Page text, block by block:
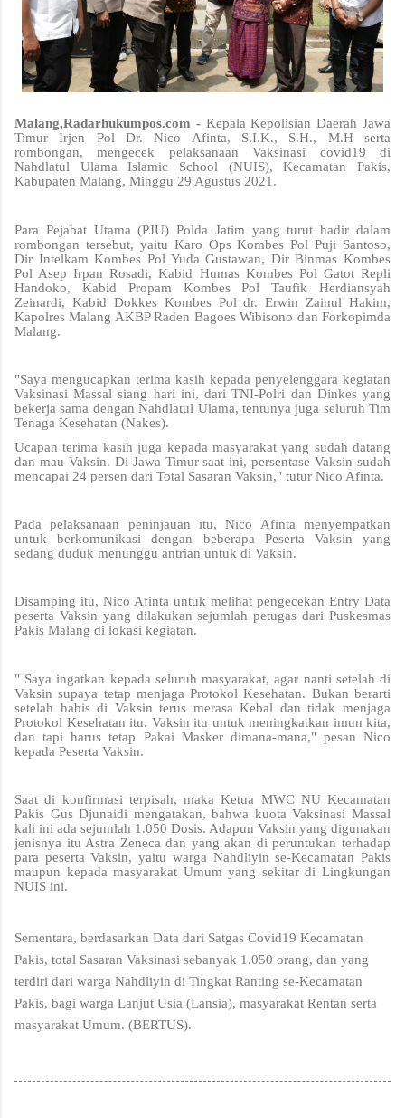
Malang,Radarhukumpos.com - Kepala Kepolisian Daerah Jawa
Timur Irjen Pol Dr. Nico Afinta, S.I.K., S.H., M.H serta
rombongan, mengecek pelaksanaan Vaksinasi covid19 di
Nahdlatul Ulama Islamic School (NUIS), Kecamatan Pakis,
Kabupaten Malang, Minggu 29 Agustus 2021.
Para Pejabat Utama (PJU) Polda Jatim yang turut hadir dalam
rombongan tersebut, yaitu Karo Ops Kombes Pol Puji Santoso,
Dir Intelkam Kombes Pol Yuda Gustawan, Dir Binmas Kombes
Pol Asep Irpan Rosadi, Kabid Humas Kombes Pol Gatot Repli
Handoko, Kabid Propam Kombes Pol Taufik Herdiansyah
Zeinardi, Kabid Dokkes Kombes Pol dr. Erwin Zainul Hakim,
Kapolres Malang AKBP Raden Bagoes Wibisono dan Forkopimda
Malang.
"Saya mengucapkan terima kasih kepada penyelenggara kegiatan
Vaksinasi Massal siang hari ini, dari TNI-Polri dan Dinkes yang
bekerja sama dengan Nahdlatul Ulama, tentunya juga seluruh Tim
Tenaga Kesehatan (Nakes).
Ucapan terima kasih juga kepada masyarakat yang sudah datang
dan mau Vaksin. Di Jawa Timur saat ini, persentase Vaksin sudah
mencapai 24 persen dari Total Sasaran Vaksin," tutur Nico Afinta.
Pada pelaksanaan peninjauan itu, Nico Afinta menyempatkan
untuk berkomunikasi dengan beberapa Peserta Vaksin yang
sedang duduk menunggu antrian untuk di Vaksin.
Disamping itu, Nico Afinta untuk melihat pengecekan Entry Data
peserta Vaksin yang dilakukan sejumlah petugas dari Puskesmas
Pakis Malang di lokasi kegiatan.
" Saya ingatkan kepada seluruh masyarakat, agar nanti setelah di
Vaksin supaya tetap menjaga Protokol Kesehatan. Bukan berarti
setelah habis di Vaksin terus merasa Kebal dan tidak menjaga
Protokol Kesehatan itu. Vaksin itu untuk meningkatkan imun kita,
dan tapi harus tetap Pakai Masker dimana-mana," pesan Nico
kepada Peserta Vaksin.
Saat di konfirmasi terpisah, maka Ketua MWC NU Kecamatan
Pakis Gus Djunaidi mengatakan, bahwa kuota Vaksinasi Massal
kali ini ada sejumlah 1.050 Dosis. Adapun Vaksin yang digunakan
jenisnya itu Astra Zeneca dan yang akan di peruntukan terhadap
para peserta Vaksin, yaitu warga Nahdliyin se-Kecamatan Pakis
maupun kepada masyarakat Umum yang sekitar di Lingkungan
NUIS ini.
Sementara, berdasarkan Data dari Satgas Covid19 Kecamatan
Pakis, total Sasaran Vaksinasi sebanyak 1.050 orang, dan yang
terdiri dari warga Nahdliyin di Tingkat Ranting se-Kecamatan
Pakis, bagi warga Lanjut Usia (Lansia), masyarakat Rentan serta
masyarakat Umum. (BERTUS).